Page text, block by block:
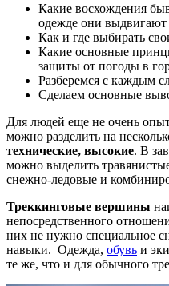
Какие восхождения
одежде они выдвигают
Как и где выбирать
Какие основные
защиты от погоды в
Разберемся с каждым
Сделаем основные
Для людей еще не очень
можно разделить на
технические, высокие. В
можно выделить
снежно-ледовые и
Треккинговые вершины
непосредственного
них не нужно специальное
навыки. Одежда, обувь и
те же, что и для обычного